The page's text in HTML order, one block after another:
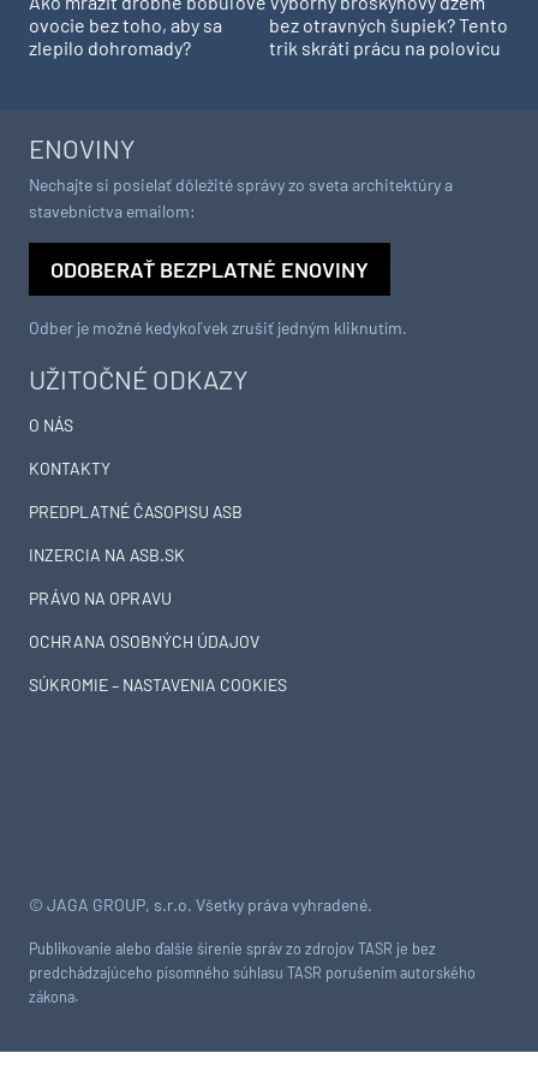
ovocie bez toho, aby sa
zlepilo dohromady?
bez otravných šupiek? Tento
trik skráti prácu na polovicu
© JAGA GROUP, s.r.o. Všetky práva vyhradené.
Publikovanie alebo ďalšie šírenie správ zo zdrojov TASR je bez
predchádzajúceho písomného súhlasu TASR porušením autorského
zákona.
UŽITOČNÉ ODKAZY
O NÁS
KONTAKTY
PREDPLATNÉ ČASOPISU ASB
INZERCIA NA ASB.SK
PRÁVO NA OPRAVU
OCHRANA OSOBNÝCH ÚDAJOV
SÚKROMIE – NASTAVENIA COOKIES
ENOVINY
Nechajte si posielať dôležité správy zo sveta architektúry a
stavebníctva emailom:
ODOBERAŤ BEZPLATNÉ ENOVINY
Odber je možné kedykoľvek zrušiť jedným kliknutím.